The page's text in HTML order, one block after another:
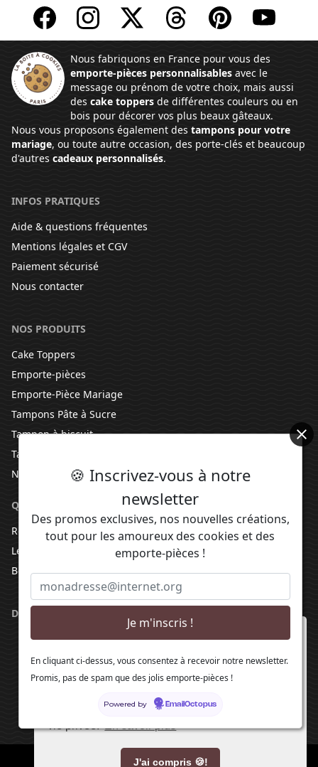
En poursuivant votre navigation sur notre site,
vous acceptez l'installation et l'utilisation de
cookies 🍪 sur votre poste, notamment à des fins
respect de notre politique de protection de votre
vie privée.En savoir plus
J'ai compris 🍪!
Nous fabriquons en France pour vous des
emporte-pièces personnalisables avec le
message ou prénom de votre choix, mais aussi
des cake toppers de différentes couleurs ou en
bois pour décorer vos plus beaux gâteaux.
Nous vous proposons également des tampons pour votre
mariage, ou toute autre occasion, des porte-clés et beaucoup
d'autres cadeaux personnalisés.
INFOS PRATIQUES
Aide & questions fréquentes
Mentions légales et CGV
Paiement sécurisé
Nous contacter
NOS PRODUITS
Cake Toppers
Emporte-pièces
Emporte-Pièce Mariage
Tampons Pâte à Sucre
Tampon à biscuit
Tampon personnalisé
Nouveaux produits
QUELQUES RECETTES
Recette de sablés pour emporte-pièces
Les dernières recettes
Best Ever Sugar Cookies Recipe
DANS L'ATELIER
Fabriqué avec ❤️ en France
🍪 Inscrivez-vous à notre
newsletter
Des promos exclusives, nos nouvelles créations,
tout pour les amoureux des cookies et des
emporte-pièces !
En cliquant ci-dessus, vous consentez à recevoir notre newsletter.
Promis, pas de spam que des jolis emporte-pièces !
Powered by EmailOctopus